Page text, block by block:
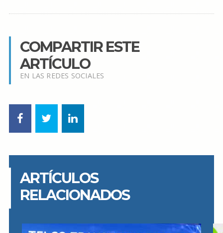
COMPARTIR ESTE
ARTÍCULO
EN LAS REDES SOCIALES
ARTÍCULOS
RELACIONADOS